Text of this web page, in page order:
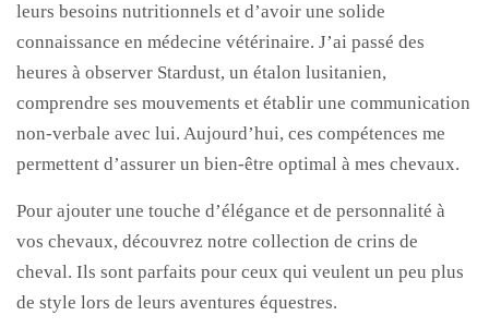
leurs besoins nutritionnels et d’avoir une solide
connaissance en médecine vétérinaire. J’ai passé des
heures à observer Stardust, un étalon lusitanien,
comprendre ses mouvements et établir une communication
non-verbale avec lui. Aujourd’hui, ces compétences me
permettent d’assurer un bien-être optimal à mes chevaux.
Pour ajouter une touche d’élégance et de personnalité à
vos chevaux, découvrez notre collection de crins de
cheval. Ils sont parfaits pour ceux qui veulent un peu plus
de style lors de leurs aventures équestres.